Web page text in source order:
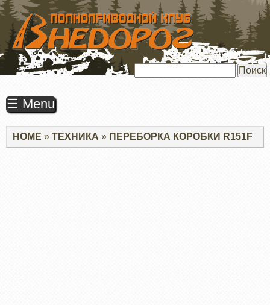
ПЕРЕЙТИ
ОСНОВНОМУ
СОДЕРЖАНИЮ
☰ Menu
Строка
навигации
HOME ТЕХНИКА ПЕРЕБОРКА КОРОБКИ R151F